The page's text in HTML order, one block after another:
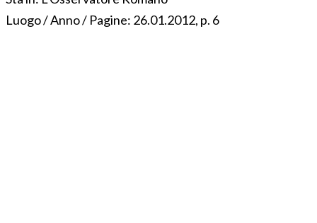
Luogo / Anno / Pagine: 26.01.2012, p. 6